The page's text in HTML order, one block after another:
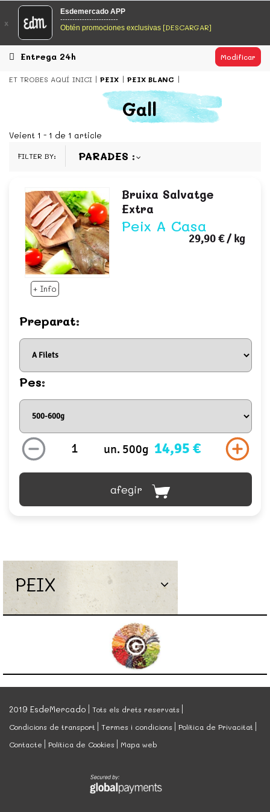
EsDeMercado.com
EsDeMercado.com te lleva a casa los mejores productos de
los mejores mercados de Barcelona y de productores
locales.
EsDeMercado.com
EsDeMercado.com te lleva a casa los mejores productos de
los mejores mercados de Barcelona y de productores
x
Esdemercado APP
------------------------
Obtén promociones exclusivas [DESCARGAR]
Entrega 24h Modificar
ET TROBES AQUÍ INICI PEIX PEIX BLANC
Gall
Veient 1 - 1 de 1 article
FILTER BY: PARADES
+ Info
Bruixa Salvatge
Extra
Peix A Casa
29,90 €/ kg
Preparat:
Pes:
un. 500g 14,95 €
afegir
PEIX
2019 EsdeMercado
Tots els drets reservats
Condicions de transport
Termes i condicions
Política de Privacitat
Contacte
Política de Cookies Mapa web